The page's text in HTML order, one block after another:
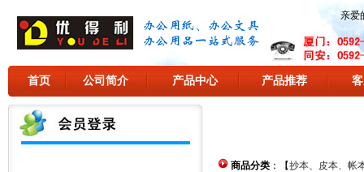
亲爱
首页 公司简介 产品中心 产品推荐
商品分类：【抄本、皮本、帐